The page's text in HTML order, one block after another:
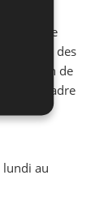
de
travail et des
de
le cadre
au